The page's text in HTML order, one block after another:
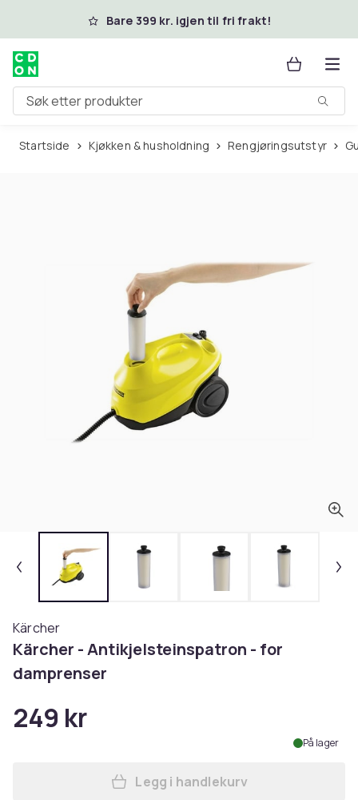
Hopp til hovedinnholdBare 399 kr. igjen til fri frakt!
Søk etter produkter
Startside Kjøkken & husholdning Rengjøringsutstyr
Kärcher
Kärcher - Antikjelsteinspatron - for
damprenser
249 kr
På lager
Legg Kärcher -
Legg i handlekurv